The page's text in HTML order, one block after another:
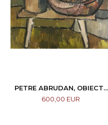
PETRE ABRUDAN, OBIECTE
CASNICE, 1967
600,00 EUR